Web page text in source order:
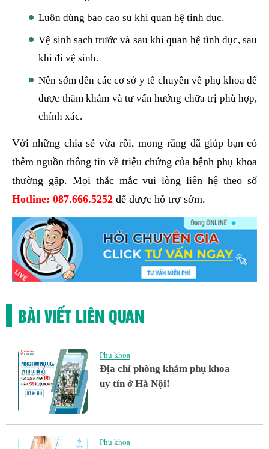
Luôn dùng bao cao su khi quan hệ tình dục.
Vệ sinh sạch trước và sau khi quan hệ tình dục, sau
khi đi vệ sinh.
Nên sớm đến các cơ sở y tế chuyên về phụ khoa để
được thăm khám và tư vấn hướng chữa trị phù hợp,
chính xác.
Với những chia sẻ vừa rồi, mong rằng đã giúp bạn có
thêm nguồn thông tin về triệu chứng của bệnh phụ khoa
thường gặp. Mọi thắc mắc vui lòng liên hệ theo số
Hotline: 087.666.5252để được hỗ trợ sớm.
BÀI VIẾT LIÊN QUAN
Phụ khoa
Địa chỉ phòng khám phụ khoa
uy tín ở Hà Nội!
Phụ khoa